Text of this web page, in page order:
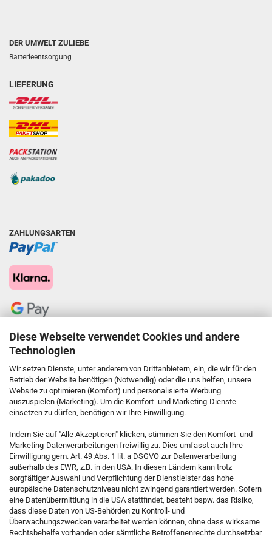
Diese Webseite verwendet Cookies und andere
Technologien
Wir setzen Dienste, unter anderem von Drittanbietern, ein, die wir für den
Betrieb der Website benötigen (Notwendig) oder die uns helfen, unsere
Website zu optimieren (Komfort) und personalisierte Werbung
auszuspielen (Marketing). Um die Komfort- und Marketing-Dienste
einsetzen zu dürfen, benötigen wir Ihre Einwilligung.
Indem Sie auf "Alle Akzeptieren" klicken, stimmen Sie den Komfort- und
Marketing-Datenverarbeitungen freiwillig zu. Dies umfasst auch Ihre
Einwilligung gem. Art. 49 Abs. 1 lit. a DSGVO zur Datenverarbeitung
außerhalb des EWR, z.B. in den USA. In diesen Ländern kann trotz
sorgfältiger Auswahl und Verpflichtung der Dienstleister das hohe
europäische Datenschutzniveau nicht zwingend garantiert werden. Sofern
eine Datenübermittlung in die USA stattfindet, besteht bspw. das Risiko,
dass diese Daten von US-Behörden zu Kontroll- und
Überwachungszwecken verarbeitet werden können, ohne dass wirksame
Rechtsbehelfe vorhanden oder sämtliche Betroffenenrechte durchsetzbar
DER UMWELT ZULIEBE
Batterieentsorgung
LIEFERUNG
ZAHLUNGSARTEN
KONTAKT
Kostenfreie Service-Hotline
0800 5892815
Callback Service